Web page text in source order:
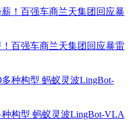
百强车商兰天集团回应暴雷
构型 蚂蚁灵波LingBot-VLA